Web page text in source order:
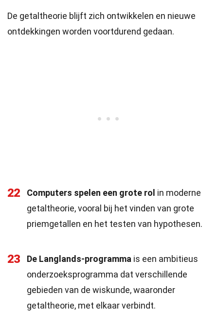
De getaltheorie blijft zich ontwikkelen en nieuwe
ontdekkingen worden voortdurend gedaan.
22 Computers spelen een grote rol in moderne
getaltheorie, vooral bij het vinden van grote
priemgetallen en het testen van hypothesen.
23 De Langlands-programma is een ambitieus
onderzoeksprogramma dat verschillende
gebieden van de wiskunde, waaronder
getaltheorie, met elkaar verbindt.